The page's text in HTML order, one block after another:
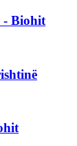
- Biohit